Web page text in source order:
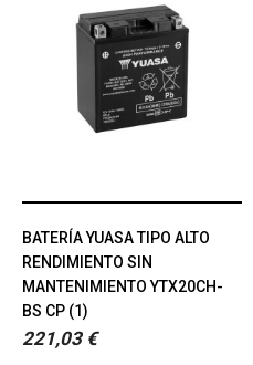
BATERÍA YUASA TIPO ALTO
RENDIMIENTO SIN
MANTENIMIENTO YTX20CH-
BS CP (1)
221,03 €